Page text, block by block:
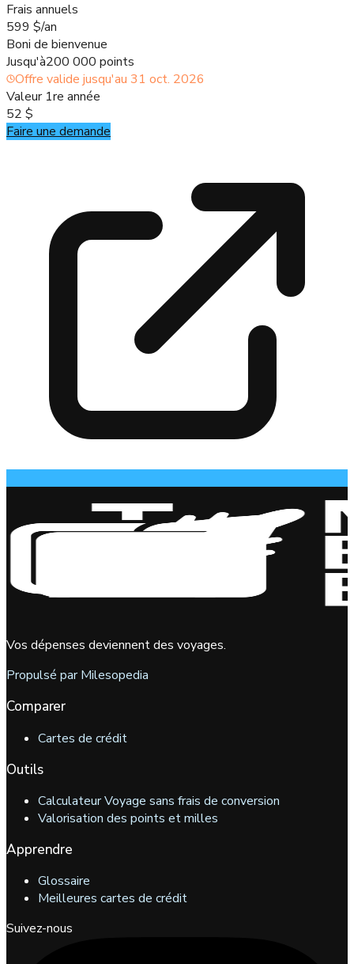
Frais annuels
599 $/an
Boni de bienvenue
Jusqu'à200 000 points
Offre valide jusqu'au 31 oct. 2026
Valeur 1re année
52 $
Faire une demande
Vos dépenses deviennent des voyages.
Propulsé par Milesopedia
Comparer
Cartes de crédit
Outils
Calculateur Voyage sans frais de conversion
Valorisation des points et milles
Apprendre
Glossaire
Meilleures cartes de crédit
Suivez-nous